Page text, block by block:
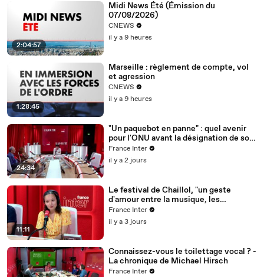
2:04:57
Midi News Été (Émission du
07/08/2026)
CNEWS
il y a 9 heures
1:28:45
Marseille : règlement de compte, vol
et agression
CNEWS
il y a 9 heures
24:34
"Un paquebot en panne" : quel avenir
pour l'ONU avant la désignation de son
prochain secrétaire général ?
France Inter
il y a 2 jours
11:11
Le festival de Chaillol, "un geste
d'amour entre la musique, les
paysages, les musiciens, les habitants"
France Inter
il y a 3 jours
Connaissez-vous le toilettage vocal ? -
La chronique de Michael Hirsch
France Inter